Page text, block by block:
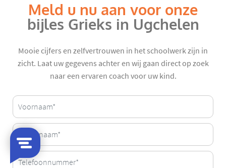
Meld u nu aan voor onze
bijles Grieks in Ugchelen
Mooie cijfers en zelfvertrouwen in het schoolwerk zijn in
zicht. Laat uw gegevens achter en wij gaan direct op zoek
naar een ervaren coach voor uw kind.